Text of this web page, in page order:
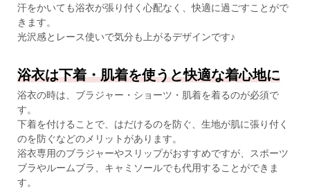
汗をかいても浴衣が張り付く心配なく、快適に過ごすことがで
きます。
光沢感とレース使いで気分も上がるデザインです♪
浴衣は下着・肌着を使うと快適な着心地に
浴衣の時は、ブラジャー・ショーツ・肌着を着るのが必須で
す。
下着を付けることで、はだけるのを防ぐ、生地が肌に張り付く
のを防ぐなどのメリットがあります。
浴衣専用のブラジャーやスリップがおすすめですが、スポーツ
ブラやルームブラ、キャミソールでも代用することができま
す。